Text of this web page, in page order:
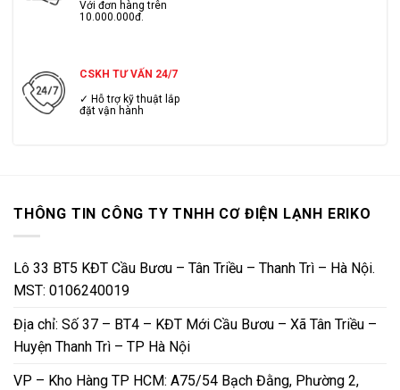
Với đơn hàng trên
10.000.000đ.
CSKH TƯ VẤN 24/7
✓ Hỗ trợ kỹ thuật lắp
đặt vận hành
THÔNG TIN CÔNG TY TNHH CƠ ĐIỆN LẠNH ERIKO
Lô 33 BT5 KĐT Cầu Bươu – Tân Triều – Thanh Trì – Hà Nội.
MST: 0106240019
Địa chỉ: Số 37 – BT4 – KĐT Mới Cầu Bươu – Xã Tân Triều –
Huyện Thanh Trì – TP Hà Nội
VP – Kho Hàng TP HCM: A75/54 Bạch Đằng, Phường 2,